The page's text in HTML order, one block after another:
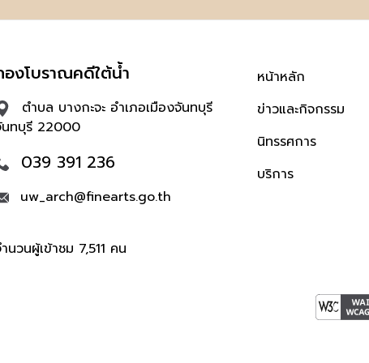
งโบราณคดีใต้น้ำ
ตำบล บางกะจะ อำเภอเมืองจันทบุรี
ทบุรี 22000
039 391 236
uw_arch@finearts.go.th
นวนผู้เข้าชม 7,511 คน
หน้าหลัก
ข่าวและกิจกรรม
นิทรรศการ
บริการ